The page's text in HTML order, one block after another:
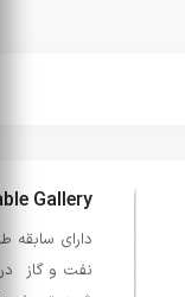
Gallery